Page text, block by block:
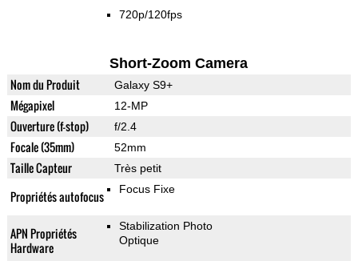
720p/120fps
Short-Zoom Camera
Nom du Produit Galaxy S9+
Mégapixel 12-MP
Ouverture (f-stop) f/2.4
Focale (35mm) 52mm
Taille Capteur Très petit
Propriétés autofocus Focus Fixe
APN Propriétés
Hardware
Stabilization Photo
Optique